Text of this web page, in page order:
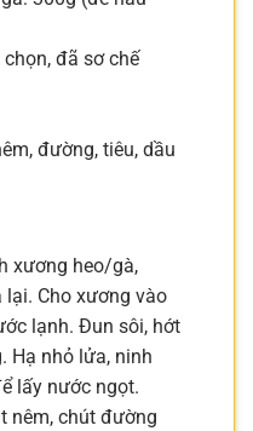
đã sơ chế
đường, tiêu, dầu
xương heo/gà,
Cho xương vào
lạnh. Đun sôi, hớt
Hạ nhỏ lửa, ninh
lấy nước ngọt.
nêm, chút đường